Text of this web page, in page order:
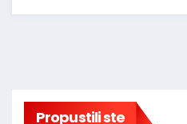
Propustili ste